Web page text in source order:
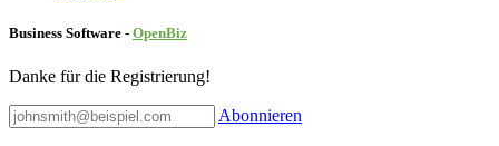
Business Software - OpenBiz
Danke für die Registrierung!
Abonnieren